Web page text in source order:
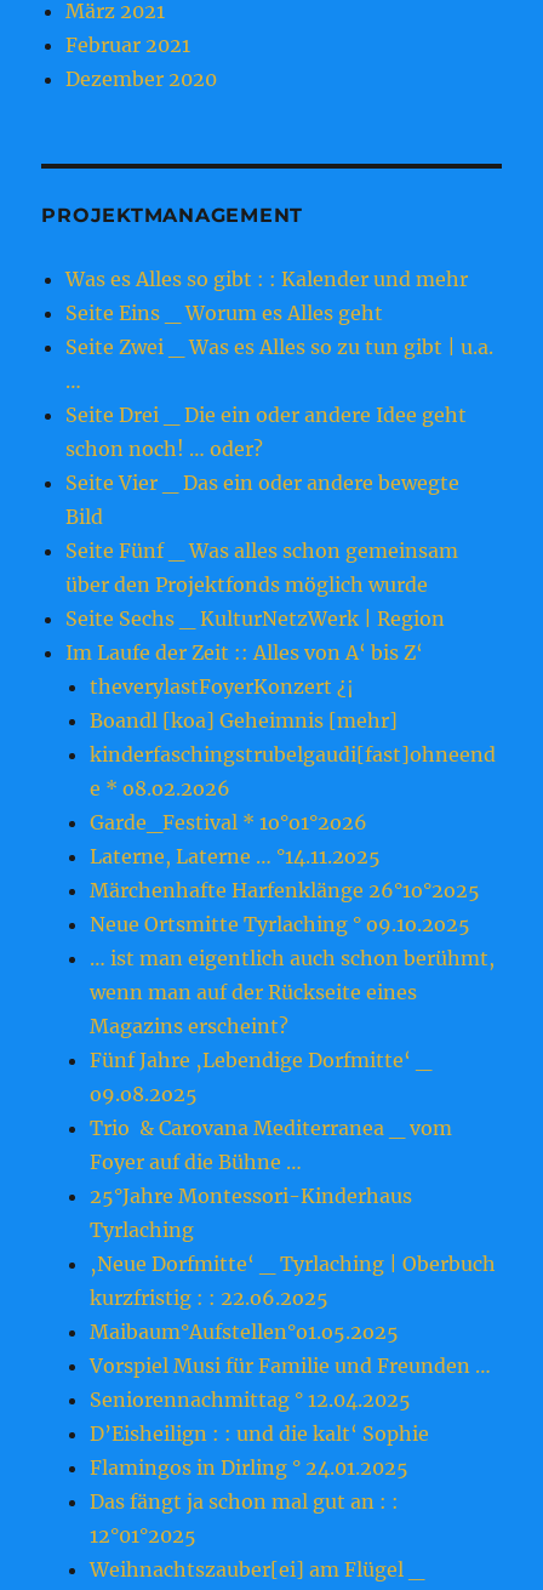
März 2021
Februar 2021
Dezember 2020
PROJEKTMANAGEMENT
Was es Alles so gibt : : Kalender und mehr
Seite Eins _ Worum es Alles geht
Seite Zwei _ Was es Alles so zu tun gibt | u.a.
…
Seite Drei _ Die ein oder andere Idee geht
schon noch! … oder?
Seite Vier _ Das ein oder andere bewegte
Bild
Seite Fünf _ Was alles schon gemeinsam
über den Projektfonds möglich wurde
Seite Sechs _ KulturNetzWerk | Region
Im Laufe der Zeit :: Alles von A‘ bis Z‘
theverylastFoyerKonzert ¿¡
Boandl [koa] Geheimnis [mehr]
kinderfaschingstrubelgaudi[fast]ohneend
e * o8.o2.2o26
Garde_Festival * 1o°o1°2o26
Laterne, Laterne … °14.11.2o25
Märchenhafte Harfenklänge 26°1o°2o25
Neue Ortsmitte Tyrlaching ° o9.1o.2o25
… ist man eigentlich auch schon berühmt,
wenn man auf der Rückseite eines
Magazins erscheint?
Fünf Jahre ‚Lebendige Dorfmitte‘ _
o9.o8.2o25
Trio & Carovana Mediterranea _ vom
Foyer auf die Bühne …
25°Jahre Montessori-Kinderhaus
Tyrlaching
‚Neue Dorfmitte‘ _ Tyrlaching | Oberbuch
kurzfristig : : 22.o6.2o25
Maibaum°Aufstellen°o1.o5.2o25
Vorspiel Musi für Familie und Freunden …
Seniorennachmittag ° 12.04.2025
D’Eisheilign : : und die kalt‘ Sophie
Flamingos in Dirling ° 24.01.2025
Das fängt ja schon mal gut an : :
12°01°2025
Weihnachtszauber[ei] am Flügel _